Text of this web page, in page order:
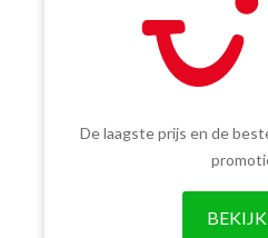
De laagste prijs en de